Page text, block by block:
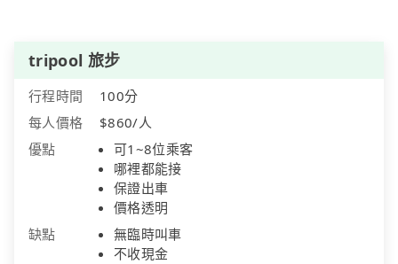
tripool 旅步
行程時間
100分
每人價格
$860/人
優點
可1~8位乘客
哪裡都能接
保證出車
價格透明
缺點
無臨時叫車
不收現金